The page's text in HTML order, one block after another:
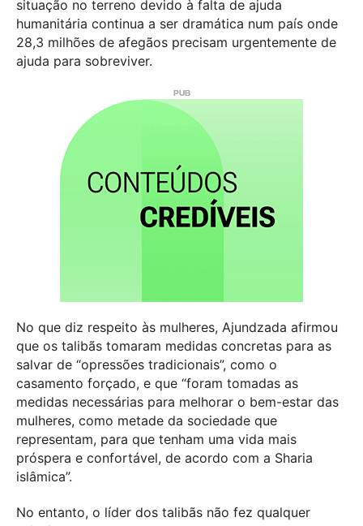
situação no terreno devido à falta de ajuda
humanitária continua a ser dramática num país onde
28,3 milhões de afegãos precisam urgentemente de
ajuda para sobreviver.
No que diz respeito às mulheres, Ajundzada afirmou
que os talibãs tomaram medidas concretas para as
salvar de “opressões tradicionais”, como o
casamento forçado, e que “foram tomadas as
medidas necessárias para melhorar o bem-estar das
mulheres, como metade da sociedade que
representam, para que tenham uma vida mais
próspera e confortável, de acordo com a Sharia
islâmica”.
No entanto, o líder dos talibãs não fez qualquer